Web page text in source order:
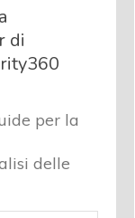
di
per la
delle